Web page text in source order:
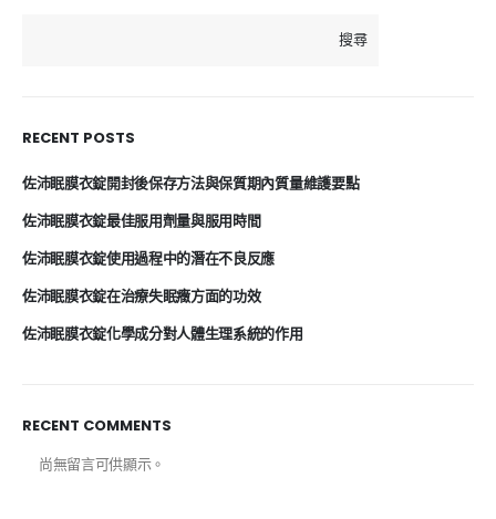
搜尋
RECENT POSTS
佐沛眠膜衣錠開封後保存方法與保質期內質量維護要點
佐沛眠膜衣錠最佳服用劑量與服用時間
佐沛眠膜衣錠使用過程中的潛在不良反應
佐沛眠膜衣錠在治療失眠癥方面的功效
佐沛眠膜衣錠化學成分對人體生理系統的作用
RECENT COMMENTS
尚無留言可供顯示。